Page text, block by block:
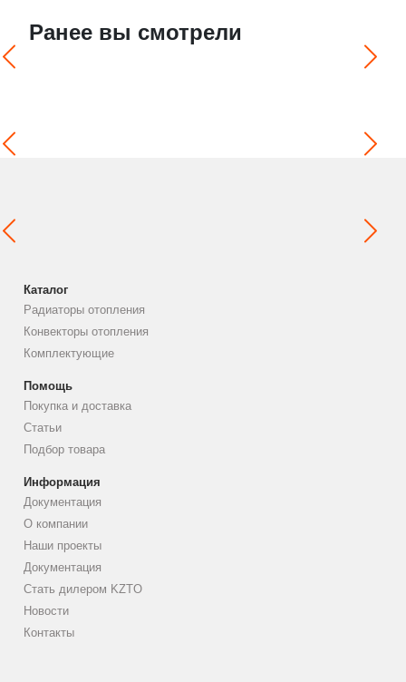
Ранее вы смотрели
Каталог
Радиаторы отопления
Конвекторы отопления
Комплектующие
Помощь
Покупка и доставка
Статьи
Подбор товара
Информация
Документация
О компании
Наши проекты
Документация
Стать дилером KZTO
Новости
Контакты